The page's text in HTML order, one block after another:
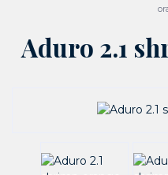
Aduro 2.1